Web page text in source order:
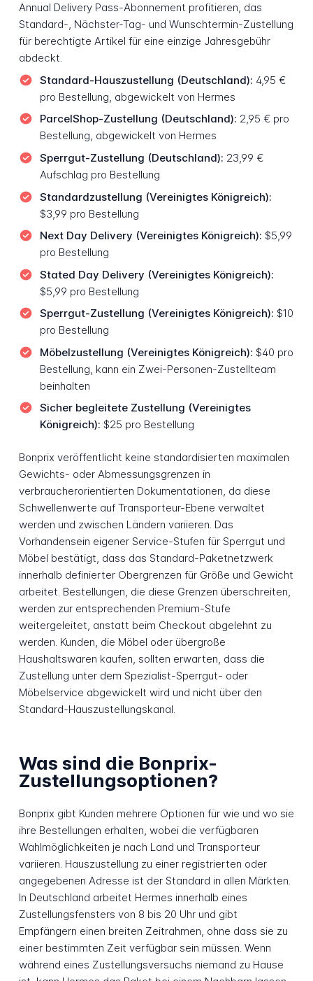
Annual Delivery Pass-Abonnement profitieren, das
Standard-, Nächster-Tag- und Wunschtermin-Zustellung
für berechtigte Artikel für eine einzige Jahresgebühr
abdeckt.
Standard-Hauszustellung (Deutschland): 4,95 €
pro Bestellung, abgewickelt von Hermes
ParcelShop-Zustellung (Deutschland): 2,95 € pro
Bestellung, abgewickelt von Hermes
Sperrgut-Zustellung (Deutschland): 23,99 €
Aufschlag pro Bestellung
Standardzustellung (Vereinigtes Königreich):
$3,99 pro Bestellung
Next Day Delivery (Vereinigtes Königreich): $5,99
pro Bestellung
Stated Day Delivery (Vereinigtes Königreich):
$5,99 pro Bestellung
Sperrgut-Zustellung (Vereinigtes Königreich): $10
pro Bestellung
Möbelzustellung (Vereinigtes Königreich): $40 pro
Bestellung, kann ein Zwei-Personen-Zustellteam
beinhalten
Sicher begleitete Zustellung (Vereinigtes
Königreich): $25 pro Bestellung
Bonprix veröffentlicht keine standardisierten maximalen
Gewichts- oder Abmessungsgrenzen in
verbraucherorientierten Dokumentationen, da diese
Schwellenwerte auf Transporteur-Ebene verwaltet
werden und zwischen Ländern variieren. Das
Vorhandensein eigener Service-Stufen für Sperrgut und
Möbel bestätigt, dass das Standard-Paketnetzwerk
innerhalb definierter Obergrenzen für Größe und Gewicht
arbeitet. Bestellungen, die diese Grenzen überschreiten,
werden zur entsprechenden Premium-Stufe
weitergeleitet, anstatt beim Checkout abgelehnt zu
werden. Kunden, die Möbel oder übergroße
Haushaltswaren kaufen, sollten erwarten, dass die
Zustellung unter dem Spezialist-Sperrgut- oder
Möbelservice abgewickelt wird und nicht über den
Standard-Hauszustellungskanal.
Was sind die Bonprix-
Zustellungsoptionen?
Bonprix gibt Kunden mehrere Optionen für wie und wo sie
ihre Bestellungen erhalten, wobei die verfügbaren
Wahlmöglichkeiten je nach Land und Transporteur
variieren. Hauszustellung zu einer registrierten oder
angegebenen Adresse ist der Standard in allen Märkten.
In Deutschland arbeitet Hermes innerhalb eines
Zustellungsfensters von 8 bis 20 Uhr und gibt
Empfängern einen breiten Zeitrahmen, ohne dass sie zu
einer bestimmten Zeit verfügbar sein müssen. Wenn
während eines Zustellungsversuchs niemand zu Hause